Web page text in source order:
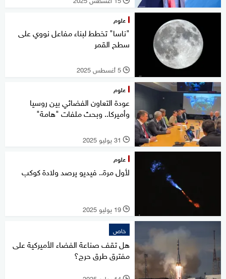
علوم
"ناسا" تخطط لبناء مفاعل نووي على
سطح القمر
l 5 أغسطس 2025
علوم
عودة التعاون الفضائي بين روسيا
وأميركا.. وبحث ملفات "هامة"
l 31 يوليو 2025
علوم
لأول مرة.. فيديو يرصد ولادة كوكب
l 19 يوليو 2025
خاص
هل تقف صناعة الفضاء الأميركية على
مفترق طرق حرج؟